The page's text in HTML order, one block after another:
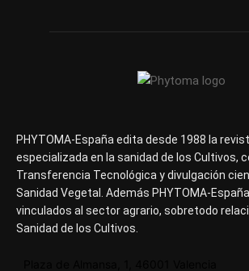
PHYTOMA-España edita desde 1988 la
especializada en la sanidad de los Cultivos,
Transferencia Tecnológica y divulgación
Sanidad Vegetal. Además PHYTOMA-
vinculados al sector agrario, sobretodo
Sanidad de los Cultivos.